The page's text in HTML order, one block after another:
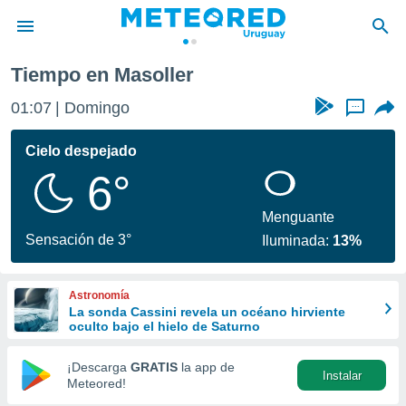
de
ha
calidad.
a este
las
y
forma
digital
basada
Tiempo en Masoller
01:07 Domingo ...
Cielo despejado
6°
Sensación de 3°
Menguante
Iluminada: 13%
Astronomía
La sonda Cassini revela un océano hirviente
oculto bajo el hielo de Saturno
¡Descarga GRATIS la app de
Meteored!
Instalar